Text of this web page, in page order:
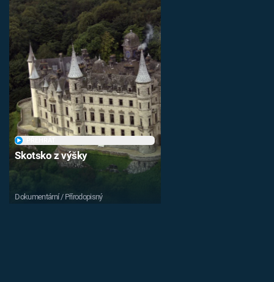
Skotsko z výšky
Dokumentární / Přírodopisný